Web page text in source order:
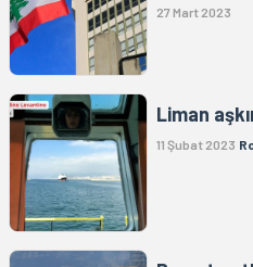
27 Mart 2023
Liman
11 Şubat 2023